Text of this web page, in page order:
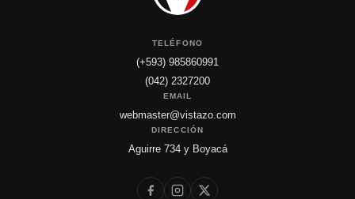
TELÉFONO
(+593) 985860991
(042) 2327200
EMAIL
webmaster@vistazo.com
DIRECCIÓN
Aguirre 734 y Boyacá